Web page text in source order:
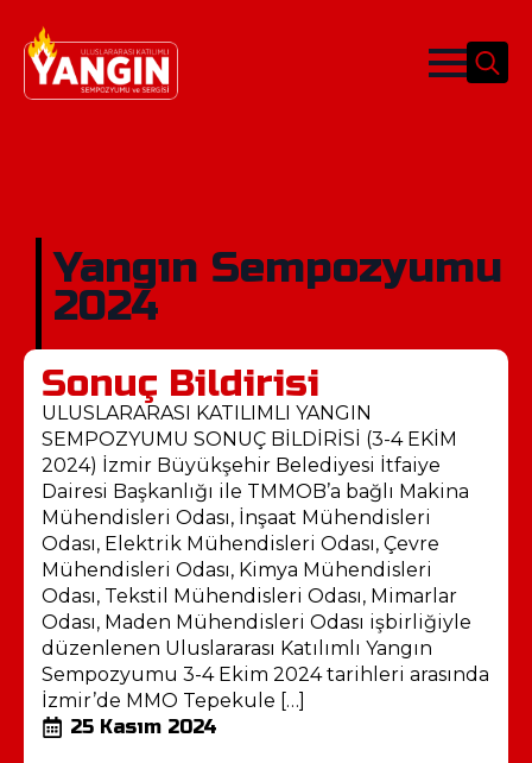
Yangın Sempozyumu
2024
Sonuç Bildirisi
ULUSLARARASI KATILIMLI YANGIN
SEMPOZYUMU SONUÇ BİLDİRİSİ (3-4 EKİM
2024) İzmir Büyükşehir Belediyesi İtfaiye
Dairesi Başkanlığı ile TMMOB’a bağlı Makina
Mühendisleri Odası, İnşaat Mühendisleri
Odası, Elektrik Mühendisleri Odası, Çevre
Mühendisleri Odası, Kimya Mühendisleri
Odası, Tekstil Mühendisleri Odası, Mimarlar
Odası, Maden Mühendisleri Odası işbirliğiyle
düzenlenen Uluslararası Katılımlı Yangın
Sempozyumu 3-4 Ekim 2024 tarihleri arasında
İzmir’de MMO Tepekule […]
25 Kasım 2024